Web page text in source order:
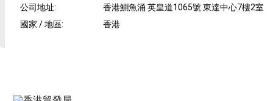
公司地址:
香港鰂魚涌 英皇道1065號 東達中心7樓2室
國家 / 地區: 香港